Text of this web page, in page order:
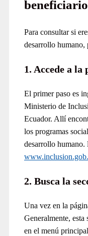
beneficiario
Para consultar si
desarrollo humano,
1. Accede a
El primer paso es
Ministerio de
Ecuador. Allí
los programas
desarrollo
2. Busca la
Una vez en la
Generalmente, esta
en el menú